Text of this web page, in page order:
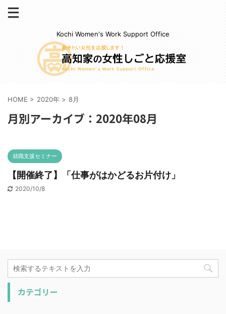
Kochi Women's Work Support Office
HOME > 2020年 > 8月
月別アーカイブ：2020年08月
就職支援セミナー
【開催終了】「仕事がはかどるお片付け」
2020/10/8
カテゴリー